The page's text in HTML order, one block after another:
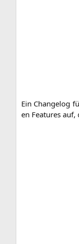
Ein Chan­ge­log
en Fea­tures